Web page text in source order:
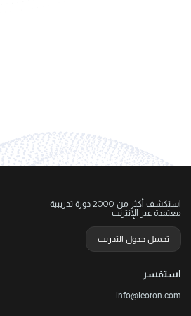
استكشف أكثر من 2000 دورة تدريبية
معتمدة عبر الإنترنت
تحميل جدول التدريب
استفسر
info@leoron.com